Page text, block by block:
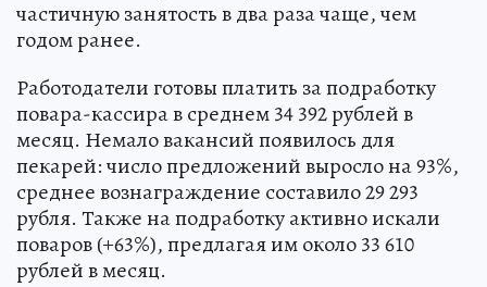
частичную занятость в два раза чаще, чем
годом ранее.
Работодатели готовы платить за подработку
повара-кассира в среднем 34 392 рублей в
месяц. Немало вакансий появилось для
пекарей: число предложений выросло на 93%,
среднее вознаграждение составило 29 293
рубля. Также на подработку активно искали
поваров (+63%), предлагая им около 33 610
рублей в месяц.